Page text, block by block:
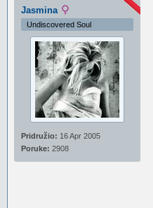
Jasmina
Undiscovered Soul
Pridružio: 16 Apr 2005
Poruke: 2908